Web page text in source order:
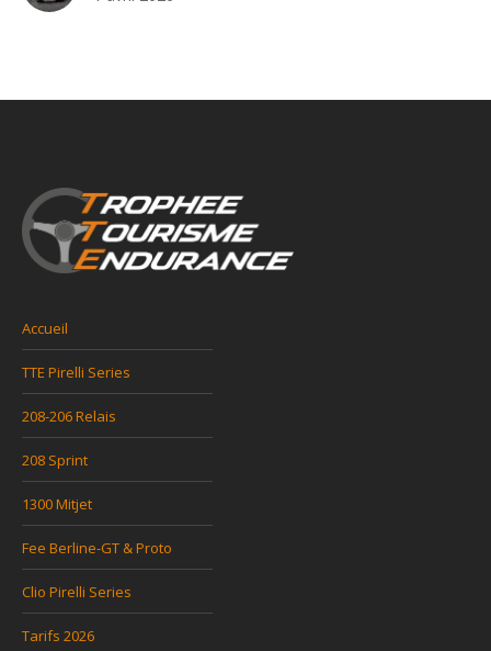
Accueil
TTE Pirelli Series
208-206 Relais
208 Sprint
1300 Mitjet
Fee Berline-GT & Proto
Clio Pirelli Series
Tarifs 2026